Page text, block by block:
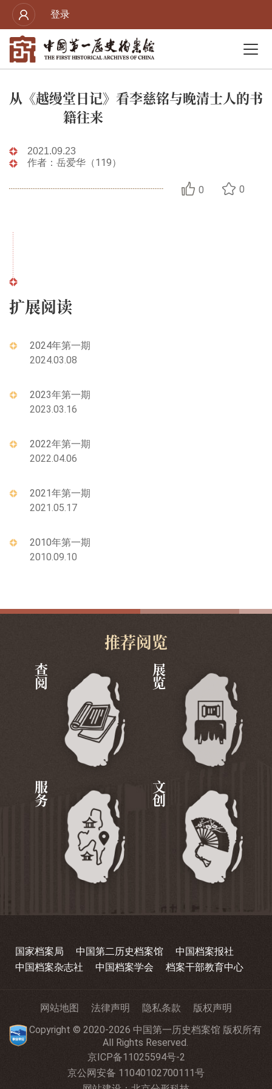
登录
从《越缦堂日记》看李慈铭与晚清士人的书
籍往来
2021.09.23
作者：岳爱华（119）
0 0
扩展阅读
2024年第一期
2024.03.08
2023年第一期
2023.03.16
2022年第一期
2022.04.06
2021年第一期
2021.05.17
2010年第一期
2010.09.10
推荐阅览
查阅 展览
服务 文创
国家档案局 中国第二历史档案馆
中国档案报社
中国档案杂志社
中国档案学会 档案干部教育中心
网站地图 法律声明 隐私条款
版权声明
Copyright © 2020-2026 中国第一历史档案馆 版权所有
All Rights Reserved.
京ICP备11025594号-2
京公网安备 11040102700111号